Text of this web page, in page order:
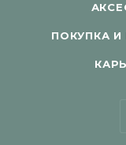
ПОКУПКА И